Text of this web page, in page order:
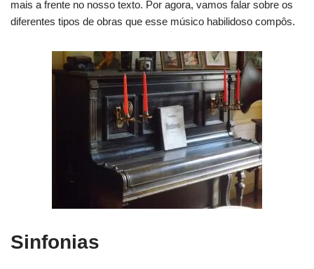
mais a frente no nosso texto. Por agora, vamos falar sobre os
diferentes tipos de obras que esse músico habilidoso compôs.
Sinfonias